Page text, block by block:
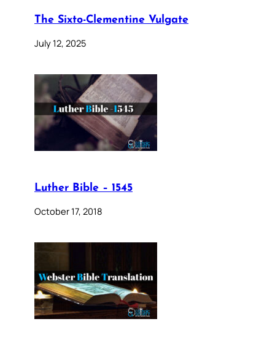
The Sixto-Clementine Vulgate
July 12, 2025
Luther Bible – 1545
October 17, 2018